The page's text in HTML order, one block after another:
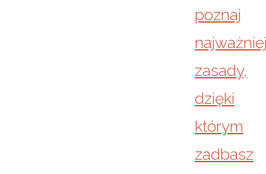
poznaj
zasady,
dzięki
którym
zadbasz